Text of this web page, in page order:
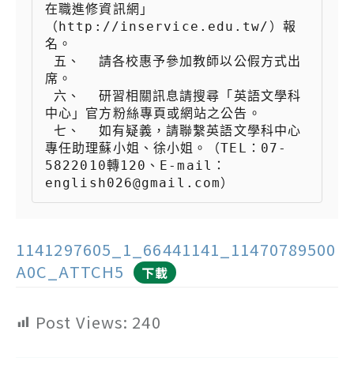
在職進修資訊網」
（http://inservice.edu.tw/）報
名。
席。
中心」官方粉絲專頁或網站之公告。
七、  如有疑義，請聯繫英語文學科中心
專任助理蘇小姐、徐小姐。（TEL：07-
5822010轉120、E-mail：
1141297605_1_66441141_11470789500
A0C_ATTCH5
下載
Post Views: 240